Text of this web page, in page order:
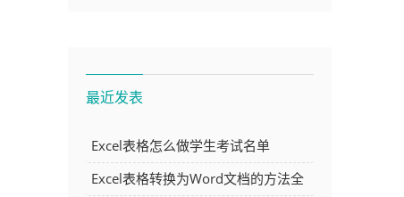
最近发表
Excel表格怎么做学生考试名单
Excel表格转换为Word文档的方法全